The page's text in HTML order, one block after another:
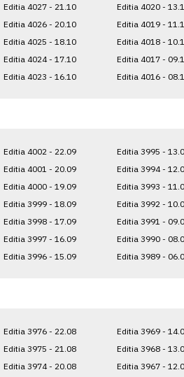
Editia 4027 - 21.10
Editia 4026 - 20.10
Editia 4025 - 18.10
Editia 4024 - 17.10
Editia 4023 - 16.10
Editia 4020 -
Editia 4019 -
Editia 4018 -
Editia 4017 -
Editia 4016 -
Editia 4002 - 22.09
Editia 4001 - 20.09
Editia 4000 - 19.09
Editia 3999 - 18.09
Editia 3998 - 17.09
Editia 3997 - 16.09
Editia 3996 - 15.09
Editia 3995 -
Editia 3994 -
Editia 3993 -
Editia 3992 -
Editia 3991 -
Editia 3990 -
Editia 3989 -
Editia 3976 - 22.08
Editia 3975 - 21.08
Editia 3974 - 20.08
Editia 3969 -
Editia 3968 -
Editia 3967 -